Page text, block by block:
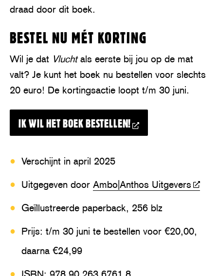
draad door dit boek.
BESTEL NU MÉT KORTING
Wil je dat Vluchtals eerste bij jou op de mat
valt? Je kunt het boek nu bestellen voor slechts
20 euro! De kortingsactie loopt t/m 30 juni.
IK WIL HET BOEK BESTELLEN!
Verschijnt in april 2025
Uitgegeven door Ambo|Anthos Uitgevers
Geïllustreerde paperback, 256 blz
Prijs: t/m 30 juni te bestellen voor €20,00,
daarna €24,99